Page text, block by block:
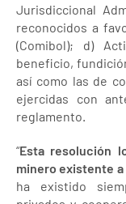
Jurisdiccional
reconocidos a
(Comibol); d)
beneficio,
así como las de
ejercidas con
reglamento.
“Esta resolución
minero existente
ha existido